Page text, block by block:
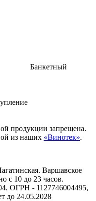
Банкетный
продукции запрещена.
из наших «Винотек».
Варшавское
с 10 до 23 часов.
ОГРН - 1127746004495,
до 24.05.2028